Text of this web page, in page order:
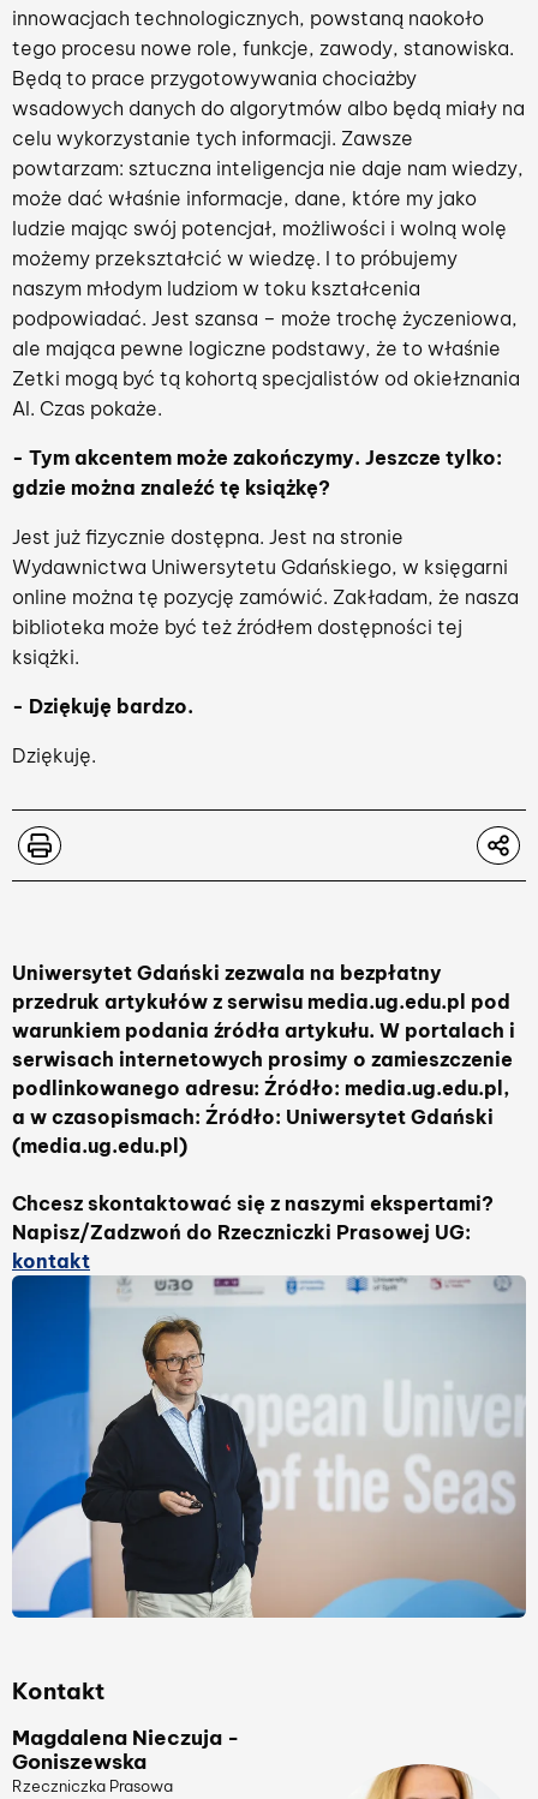
innowacjach technologicznych, powstaną naokoło
tego procesu nowe role, funkcje, zawody, stanowiska.
Będą to prace przygotowywania chociażby
wsadowych danych do algorytmów albo będą miały na
celu wykorzystanie tych informacji. Zawsze
powtarzam: sztuczna inteligencja nie daje nam wiedzy,
może dać właśnie informacje, dane, które my jako
ludzie mając swój potencjał, możliwości i wolną wolę
możemy przekształcić w wiedzę. I to próbujemy
naszym młodym ludziom w toku kształcenia
podpowiadać. Jest szansa – może trochę życzeniowa,
ale mająca pewne logiczne podstawy, że to właśnie
Zetki mogą być tą kohortą specjalistów od okiełznania
AI. Czas pokaże.
- Tym akcentem może zakończymy. Jeszcze tylko:
gdzie można znaleźć tę książkę?
Jest już fizycznie dostępna. Jest na stronie
Wydawnictwa Uniwersytetu Gdańskiego, w księgarni
online można tę pozycję zamówić. Zakładam, że nasza
biblioteka może być też źródłem dostępności tej
książki.
- Dziękuję bardzo.
Dziękuję.
Uniwersytet Gdański zezwala na bezpłatny
przedruk artykułów z serwisu media.ug.edu.pl pod
warunkiem podania źródła artykułu. W portalach i
serwisach internetowych prosimy o zamieszczenie
podlinkowanego adresu: Źródło: media.ug.edu.pl,
a w czasopismach: Źródło: Uniwersytet Gdański
(media.ug.edu.pl)
Chcesz skontaktować się z naszymi ekspertami?
Napisz/Zadzwoń do Rzeczniczki Prasowej UG:
kontakt
Kontakt
Magdalena Nieczuja -
Goniszewska
Rzeczniczka Prasowa